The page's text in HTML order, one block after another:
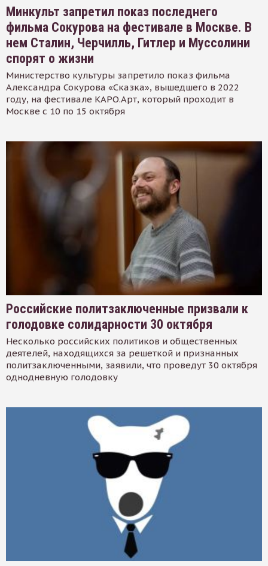
Минкульт запретил показ последнего
фильма Сокурова на фестивале в Москве. В
нем Сталин, Черчилль, Гитлер и Муссолини
спорят о жизни
Министерство культуры запретило показ фильма
Александра Сокурова «Сказка», вышедшего в 2022
году, на фестивале КАРО.Арт, который проходит в
Москве с 10 по 15 октября
Российские политзаключенные призвали к
голодовке солидарности 30 октября
Несколько российских политиков и общественных
деятелей, находящихся за решеткой и признанных
политзаключенными, заявили, что проведут 30 октября
однодневную голодовку